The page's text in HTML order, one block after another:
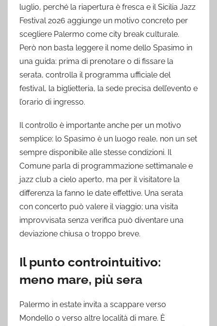
luglio, perché la riapertura è fresca e il Sicilia Jazz
Festival 2026 aggiunge un motivo concreto per
scegliere Palermo come city break culturale.
Però non basta leggere il nome dello Spasimo in
una guida: prima di prenotare o di fissare la
serata, controlla il programma ufficiale del
festival, la biglietteria, la sede precisa dell’evento e
l’orario di ingresso.
Il controllo è importante anche per un motivo
semplice: lo Spasimo è un luogo reale, non un set
sempre disponibile alle stesse condizioni. Il
Comune parla di programmazione settimanale e
jazz club a cielo aperto, ma per il visitatore la
differenza la fanno le date effettive. Una serata
con concerto può valere il viaggio; una visita
improvvisata senza verifica può diventare una
deviazione chiusa o troppo breve.
Il punto controintuitivo:
meno mare, più sera
Palermo in estate invita a scappare verso
Mondello o verso altre località di mare. È